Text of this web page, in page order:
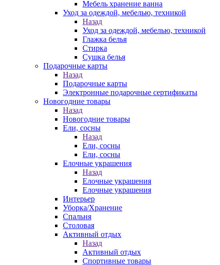
Мебель хранение ванна
Уход за одеждой, мебелью, техникой
Назад
Уход за одеждой, мебелью, техникой
Глажка белья
Стирка
Сушка белья
Подарочные карты
Назад
Подарочные карты
Электронные подарочные сертификаты
Новогодние товары
Назад
Новогодние товары
Ели, сосны
Назад
Ели, сосны
Ели, сосны
Елочные украшения
Назад
Елочные украшения
Елочные украшения
Интерьер
Уборка/Хранение
Спальня
Столовая
Активный отдых
Назад
Активный отдых
Спортивные товары